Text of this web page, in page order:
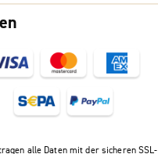
alle Daten mit der sicheren SSL-